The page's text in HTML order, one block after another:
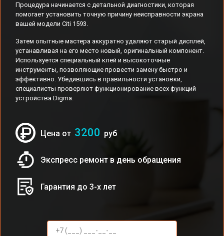
Процедура начинается с детальной диагностики, которая
помогает установить точную причину неисправности экрана
вашей модели Citi 1593.
Затем опытные мастера аккуратно удаляют старый дисплей,
устанавливая на его место новый, оригинальный компонент.
Используется специальный клей и высокоточные
инструменты, позволяющие провести замену быстро и
эффективно. Убедившись в правильности установки,
специалисты проверяют функционирование всех функций
устройства Digma.
Цена от 3200 руб
Экспресс ремонт в день обращения
Гарантия до 3-х лет